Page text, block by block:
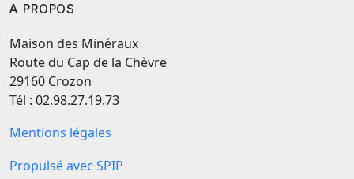
A PROPOS
Maison des Minéraux
Route du Cap de la Chèvre
29160 Crozon
Tél : 02.98.27.19.73
Mentions légales
Propulsé avec SPIP